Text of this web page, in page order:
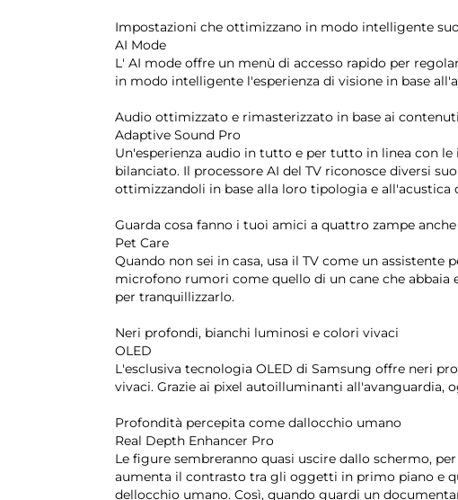
Impostazioni che ottimizzano in modo intelligente
AI Mode
L' AI mode offre un menù di accesso rapido per
in modo intelligente l'esperienza di visione in base
Audio ottimizzato e rimasterizzato in base ai
Adaptive Sound Pro
Un'esperienza audio in tutto e per tutto in linea con
bilanciato. Il processore AI del TV riconosce diversi
ottimizzandoli in base alla loro tipologia e all'acustica
Guarda cosa fanno i tuoi amici a quattro zampe
Pet Care
Quando non sei in casa, usa il TV come un
microfono rumori come quello di un cane che
per tranquillizzarlo.
Neri profondi, bianchi luminosi e colori vivaci
OLED
L'esclusiva tecnologia OLED di Samsung offre neri
vivaci. Grazie ai pixel autoilluminanti all'avanguardia,
Profondità percepita come dallocchio umano
Real Depth Enhancer Pro
Le figure sembreranno quasi uscire dallo schermo,
aumenta il contrasto tra gli oggetti in primo piano e
dellocchio umano. Così, quando guardi un